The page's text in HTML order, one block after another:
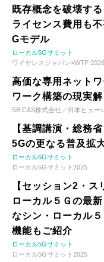
既存概念を破壊す
ライセンス費用も
Gモデル
ローカル5Gサミット
ワイヤレスジャパン×WTP 2026
高価な専用ネット
ワーク構築の現実解
SB C&S株式会社／日本ヒュー
【基調講演・総務
5Gの更なる普及拡
ローカル5Gサミット
ローカル5Gサミット2025
【セッション2・ス
ローカル５Ｇの最
なシン・ローカル
機能もご紹介
ローカル5Gサミット
ローカル5Gサミット2025